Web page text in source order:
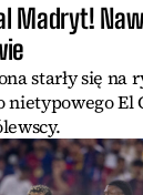
Madryt!
starły się na
El